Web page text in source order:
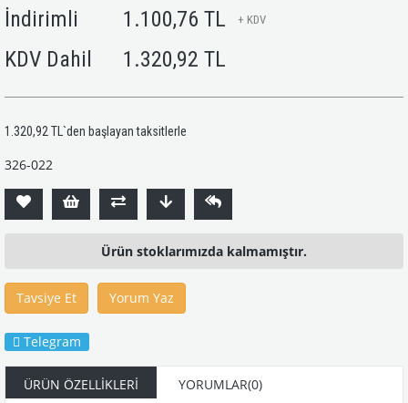
İndirimli
1.100,76 TL + KDV
KDV Dahil 1.320,92 TL
1.320,92 TL `den başlayan taksitlerle
326-022
Ürün stoklarımızda kalmamıştır.
Tavsiye Et Yorum Yaz
Telegram
ÜRÜN ÖZELLIKLERI YORUMLAR(0)